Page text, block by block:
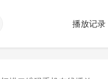
播放记录